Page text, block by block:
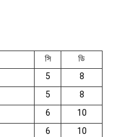
সি
ডি
5
8
5
8
6
10
6 10